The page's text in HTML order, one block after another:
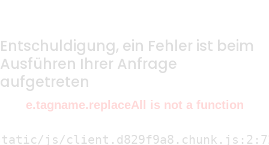
Entschuldigung, ein Fehler ist beim
Ausführen Ihrer Anfrage
aufgetreten
e.tagname.replaceAll is not a function
js/